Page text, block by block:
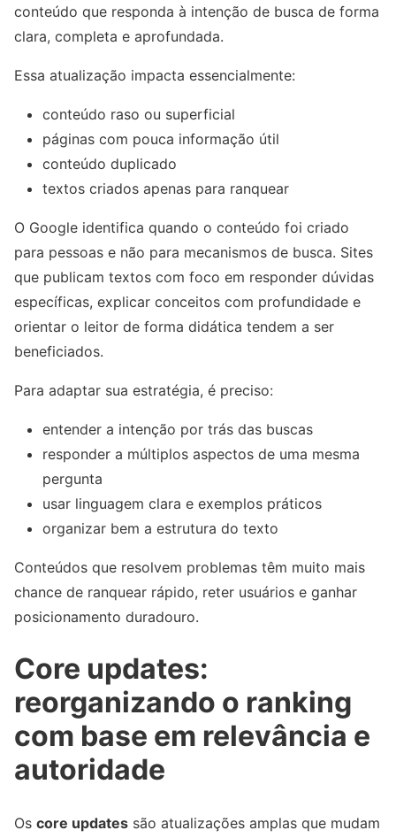
conteúdo que responda à intenção de busca de forma
clara, completa e aprofundada.
Essa atualização impacta essencialmente:
conteúdo raso ou superficial
páginas com pouca informação útil
conteúdo duplicado
textos criados apenas para ranquear
O Google identifica quando o conteúdo foi criado
para pessoas e não para mecanismos de busca. Sites
que publicam textos com foco em responder dúvidas
específicas, explicar conceitos com profundidade e
orientar o leitor de forma didática tendem a ser
beneficiados.
Para adaptar sua estratégia, é preciso:
entender a intenção por trás das buscas
responder a múltiplos aspectos de uma mesma
pergunta
usar linguagem clara e exemplos práticos
organizar bem a estrutura do texto
Conteúdos que resolvem problemas têm muito mais
chance de ranquear rápido, reter usuários e ganhar
posicionamento duradouro.
Core updates:
reorganizando o ranking
com base em relevância e
autoridade
Os core updates são atualizações amplas que mudam